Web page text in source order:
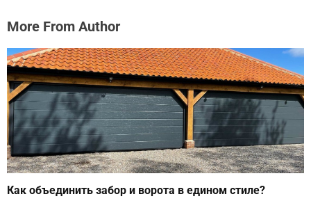
More From Author
Как объединить забор и ворота в едином стиле?